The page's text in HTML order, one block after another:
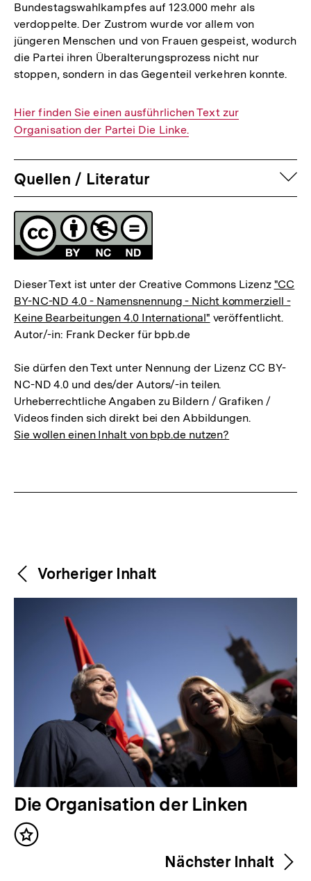
Bundestagswahlkampfes auf 123.000 mehr als
verdoppelte. Der Zustrom wurde vor allem von
jüngeren Menschen und von Frauen gespeist, wodurch
die Partei ihren Überalterungsprozess nicht nur
stoppen, sondern in das Gegenteil verkehren konnte.
Interner
Link:
Hier finden Sie einen ausführlichen Text zur
Organisation der Partei Die Linke.
Quellen / Literatur
Fussnoten
Lizenz
Dieser Text ist unter der Creative Commons Lizenz "CC
BY-NC-ND 4.0 - Namensnennung - Nicht kommerziell -
Keine Bearbeitungen 4.0 International" veröffentlicht.
Autor/-in: Frank Decker für bpb.de
Sie dürfen den Text unter Nennung der Lizenz CC BY-
NC-ND 4.0 und des/der Autors/-in teilen.
Urheberrechtliche Angaben zu Bildern / Grafiken /
Videos finden sich direkt bei den Abbildungen.
Sie wollen einen Inhalt von bpb.de nutzen?
Weitere
Inhalte
Content-
Navigation
Vorheriger Inhalt
V
o
r
Die Organisation der Linken
Inhalt
Nächster Inhalt